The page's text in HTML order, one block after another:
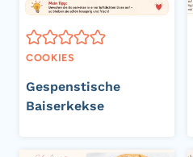
COOKIES
Gespenstische
Baiserkekse